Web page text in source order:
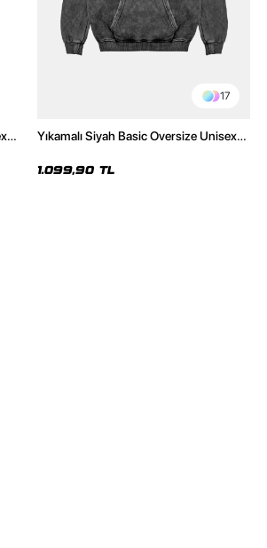
17
Yıkamalı Siyah Basic Oversize Unisex
1.099,90 TL